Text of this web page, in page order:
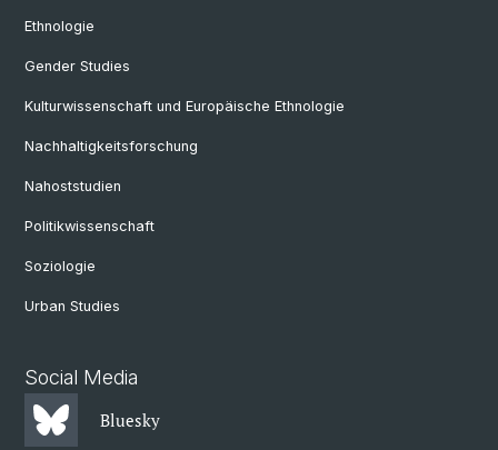
Ethnologie
Gender Studies
Kulturwissenschaft und Europäische Ethnologie
Nachhaltigkeitsforschung
Nahoststudien
Politikwissenschaft
Soziologie
Urban Studies
Social Media
Bluesky